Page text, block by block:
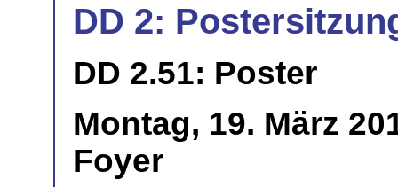
DD 2:
DD 2.51: Poster
Montag, 19. März
Foyer